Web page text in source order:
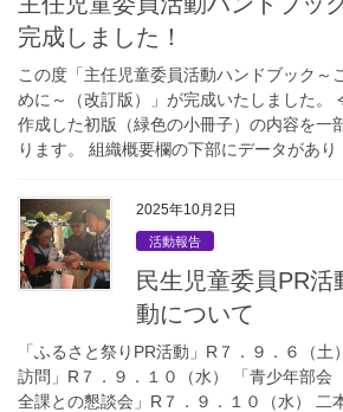
完成しました！
この度「主任児童委員活動ハンドブック～
めに～（改訂版）」が完成いたしました。
作成した初版（緑色の小冊子）の内容を一
ります。 組織概要欄の下部にデータがあ
2025年10月2日
活動報告
民生児童委員PR
動について
「ふるさと祭りPR活動」R７．９．６（
訪問」R７．９．１０（水） 「青少年部
全課との懇談会」R７．９．１０（水） 二